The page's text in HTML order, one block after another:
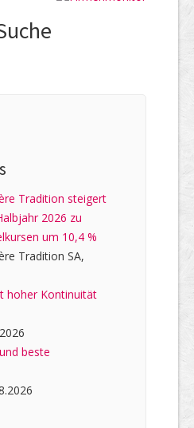
Tradition steigert
2026 zu
um 10,4 %
Tradition SA,
hoher Kontinuität
beste